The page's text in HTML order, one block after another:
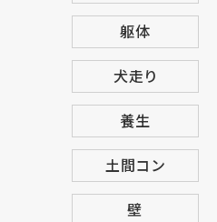
躯体
犬走り
養生
土間コン
壁